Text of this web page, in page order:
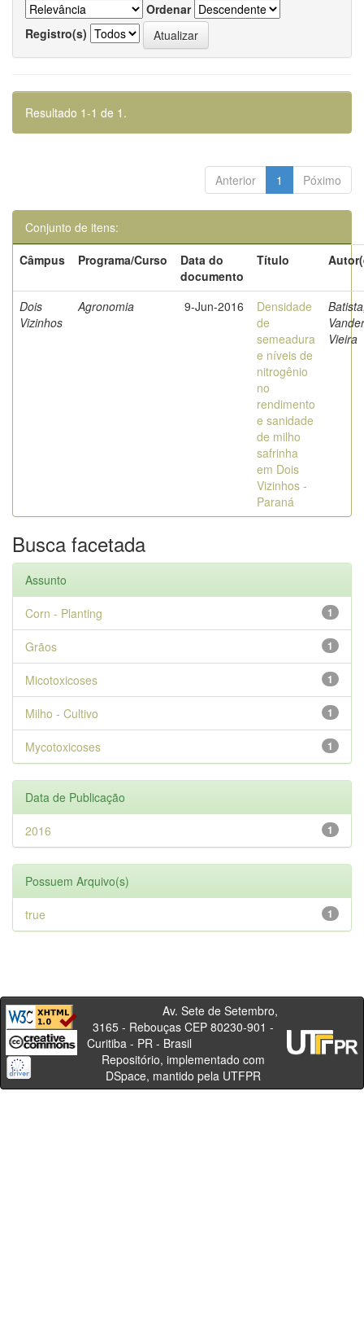
Ordenar
Registro(s)
Resultado 1-1 de 1.
Anterior 1 Póximo
Conjunto de itens:
Câmpus
Programa/Curso
Data do
documento
Título
Dois
Vizinhos
Agronomia 9-Jun-2016
Densidade
de
semeadura
e níveis de
nitrogênio
no
rendimento
e sanidade
de milho
safrinha
em Dois
Vizinhos -
Paraná
Vieira
Busca facetada
Assunto
1
Corn - Planting
1
Grãos
1
Micotoxicoses
1
Milho - Cultivo
1
Mycotoxicoses
Data de Publicação
1
2016
Possuem Arquivo(s)
1
true
Av. Sete de Setembro,
3165 - Rebouças CEP 80230-901 -
Curitiba - PR - Brasil
Repositório, implementado com
DSpace, mantido pela UTFPR